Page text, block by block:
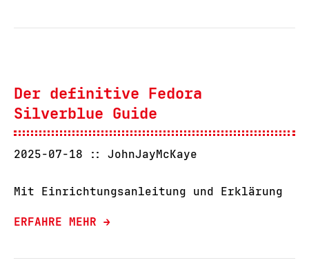
Der definitive Fedora
Silverblue Guide
2025-07-18 JohnJayMcKaye
Mit Einrichtungsanleitung und Erklärung
ERFAHRE MEHR →